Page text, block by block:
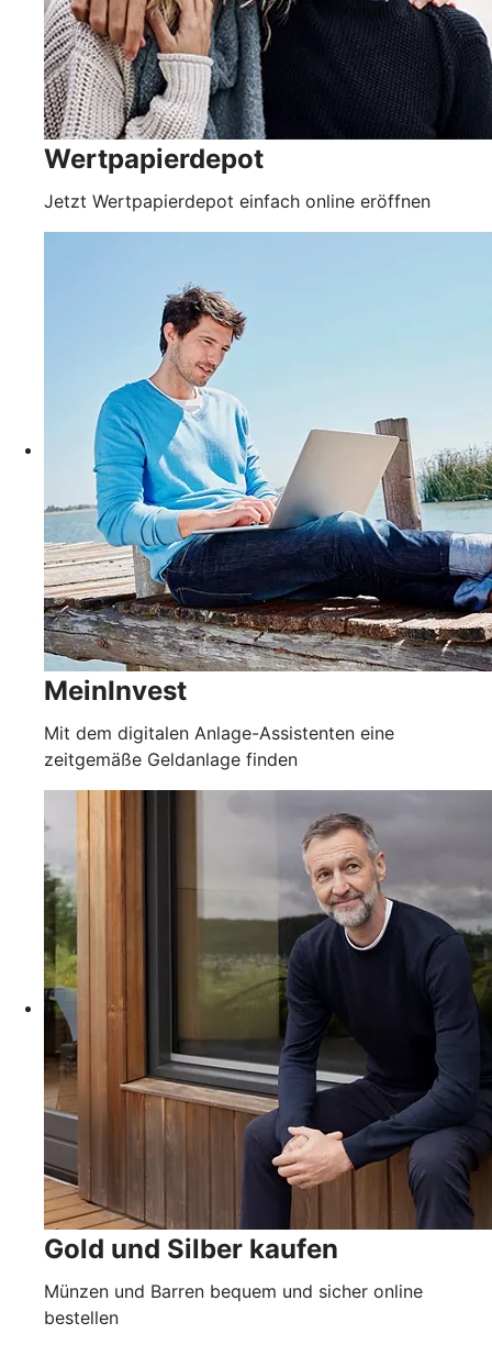
Wertpapierdepot
Jetzt Wertpapierdepot einfach online eröffnen
MeinInvest
Mit dem digitalen Anlage-Assistenten eine
zeitgemäße Geldanlage finden
Gold und Silber kaufen
Münzen und Barren bequem und sicher online
bestellen